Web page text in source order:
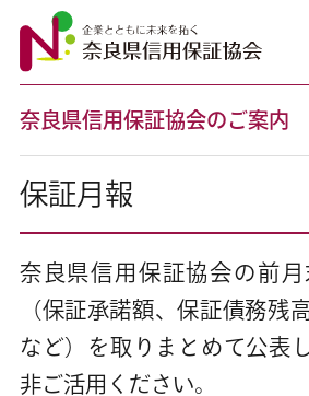
奈良県信用保証協会のご案内
保証月報
奈良県信用保証協会の前
（保証承諾額、保証債務残
など）を取りまとめて公表
非ご活用ください。